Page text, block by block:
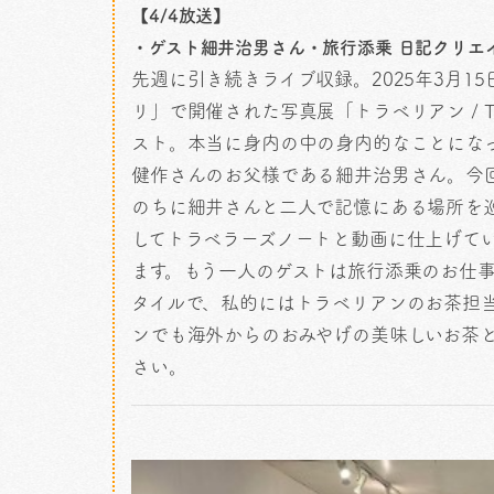
【4/4放送】
・ゲスト細井治男さん・旅行添乗 日記クリエ
先週に引き続きライブ収録。2025年3月
リ」で開催された写真展「トラベリアン /
スト。本当に身内の中の身内的なことに
健作さんのお父様である細井治男さん。
のちに細井さんと二人で記憶にある場所
してトラベラーズノートと動画に仕上げ
ます。もう一人のゲストは旅行添乗のお仕
タイルで、私的にはトラベリアンのお茶担
ンでも海外からのおみやげの美味しいお
さい。